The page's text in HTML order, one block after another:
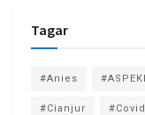
Tagar
#Anies
#Cianjur